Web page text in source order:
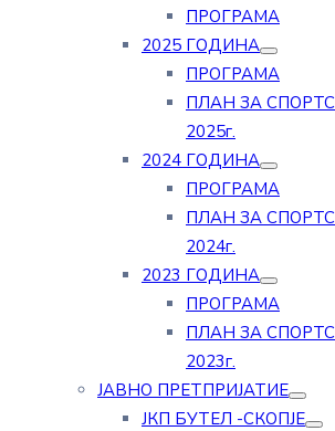
ПРОГРАМА
2025 ГОДИНА
ПРОГРАМА
ПЛАН ЗА
2025г.
2024 ГОДИНА
ПРОГРАМА
ПЛАН ЗА
2024г.
2023 ГОДИНА
ПРОГРАМА
ПЛАН ЗА
2023г.
ЈАВНО ПРЕТПРИЈАТИЕ
ЈКП БУТЕЛ -СКОПЈЕ